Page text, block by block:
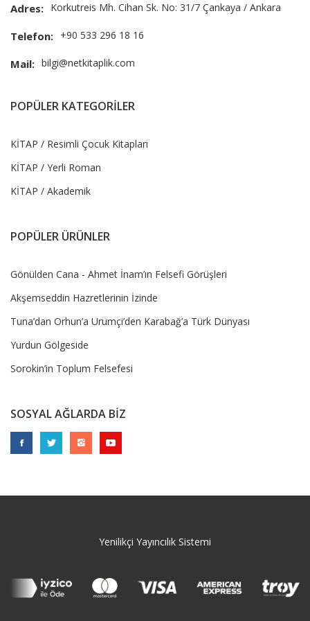
Adres: Korkutreis Mh. Cihan Sk. No: 31/7 Çankaya / Ankara
Telefon: +90 533 296 18 16
Mail: bilgi@netkitaplik.com
POPÜLER KATEGORİLER
KİTAP / Resimli Çocuk Kitapları
KİTAP / Yerli Roman
KİTAP / Akademik
POPÜLER ÜRÜNLER
Gönülden Cana - Ahmet İnam’ın Felsefi Görüşleri
Akşemseddin Hazretlerinin İzinde
Tuna’dan Orhun’a Urumçi’den Karabağ’a Türk Dünyası
Yurdun Gölgeside
Sorokin’in Toplum Felsefesi
SOSYAL AĞLARDA BİZ
Yenilikçi Yayıncılık Sistemi